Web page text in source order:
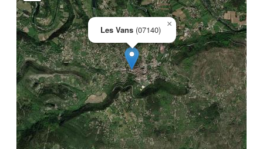
Les Vans (07140)
×